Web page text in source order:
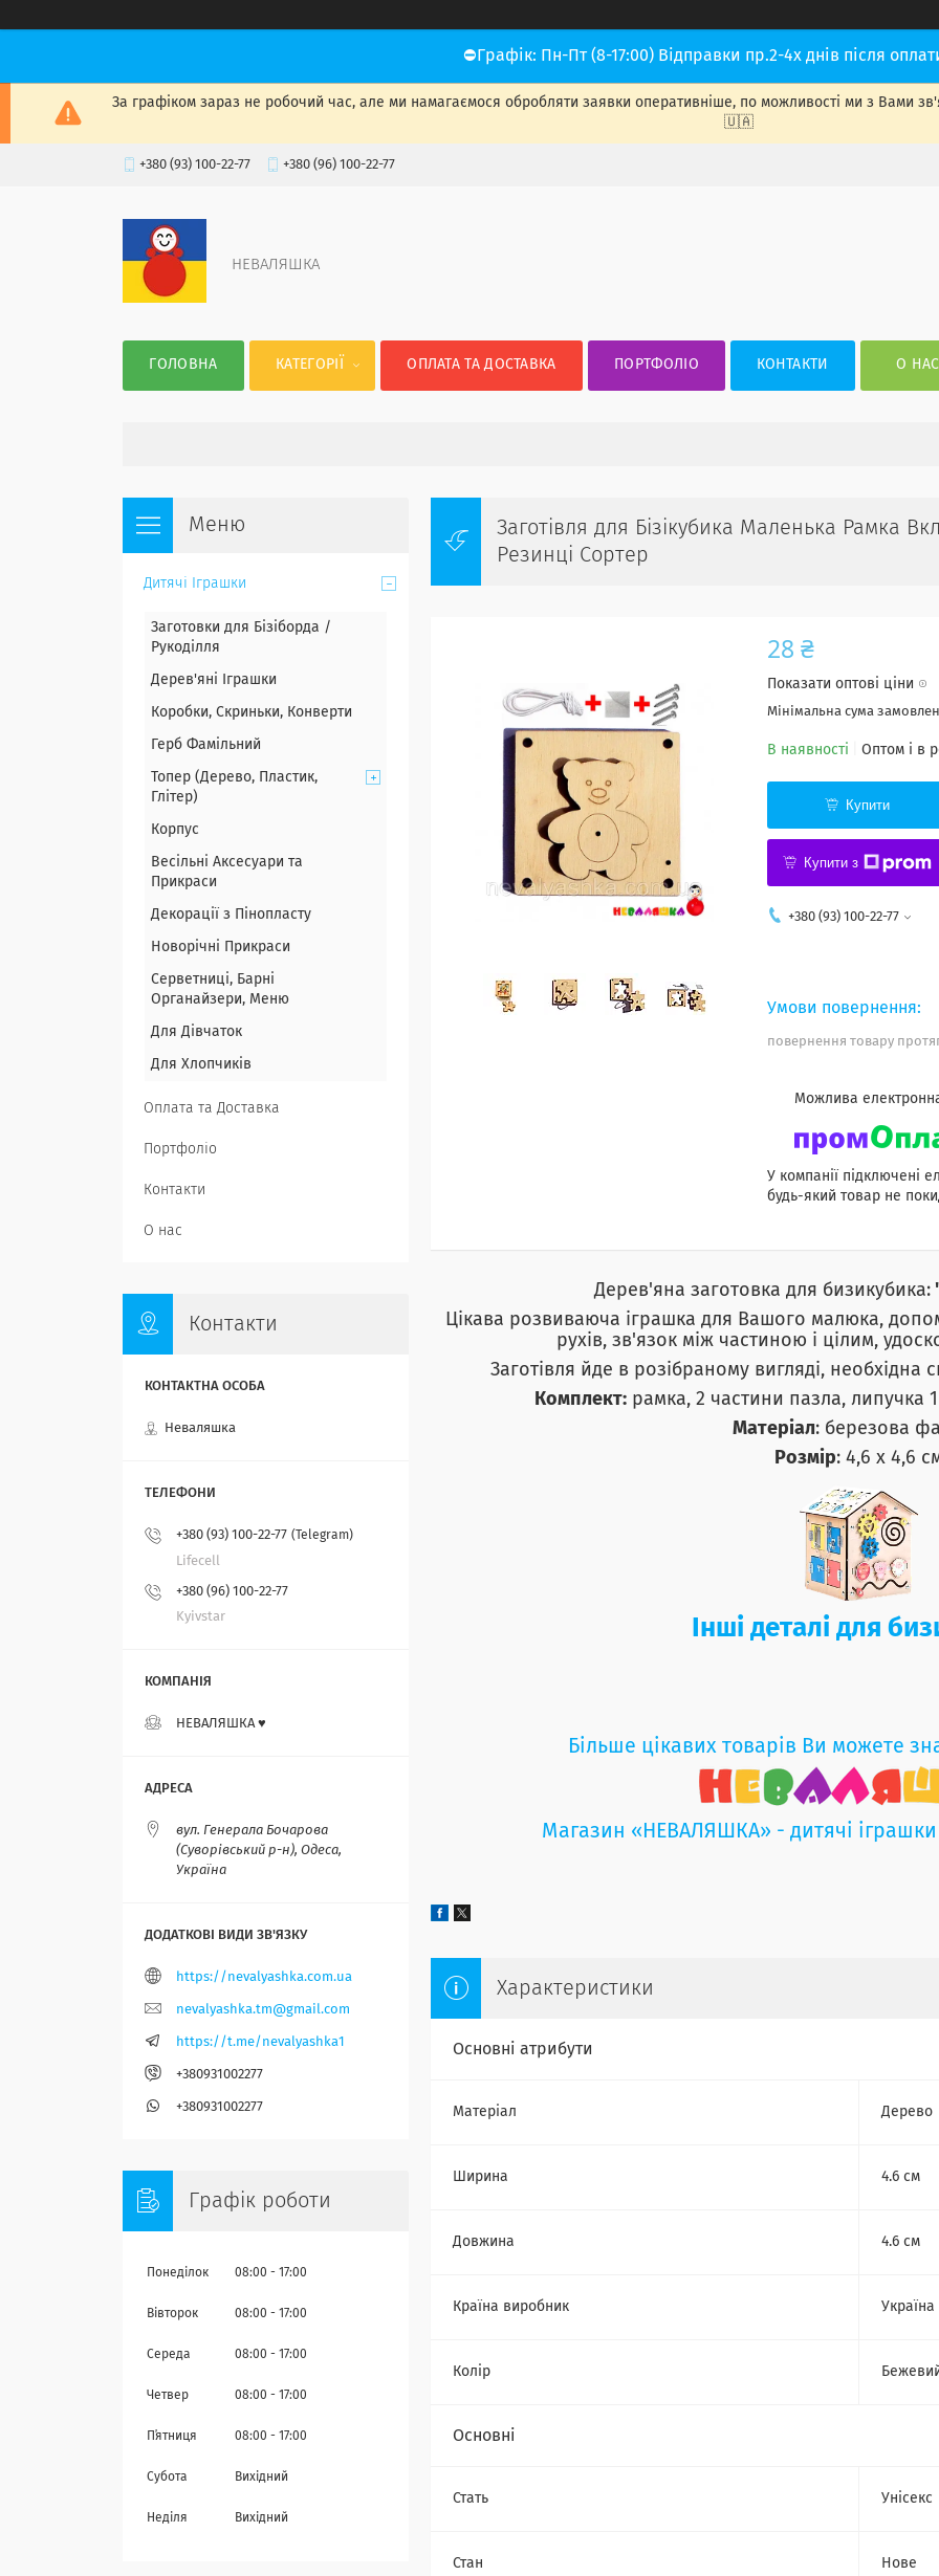
⛔Графік: Пн-Пт (8-17:00) Відправки пр.2-4х днів після
За графіком зараз не робочий час, але ми намагаємося обробляти заявки оперативніше, по можливості ми з Вами
🇺🇦
+380 (93) 100-22-77 +380 (96) 100-22-77
НЕВАЛЯШКА
ГОЛОВНА КАТЕГОРІЇ ОПЛАТА ТА ДОСТАВКА ПОРТФОЛІО КОНТАКТИ О НАС
Заготівля для Бізікубика Маленька Рамка
Резинці Сортер
28 ₴
Показати оптові ціни
Мінімальна сума
В наявності Оптом і в
Купити
Купити з
+380 (93) 100-22-77
повернення товару
У компанії підключені
будь-який товар не
Дерев'яна заготовка для бизикубика:
Цікава розвиваюча іграшка для Вашого малюка,
рухів, зв'язок між частиною і цілим,
Заготівля йде в розібраному вигляді, необхідна
Комплект:рамка, 2 частини пазла, липучка
Матеріал: березова
Розмір: 4,6 х 4,6
Інші деталі для
Більше цікавих товарів Ви можете
Магазин «НЕВАЛЯШКА» - дитячі
Характеристики
Основні атрибути
Матеріал Дерево
Ширина 4.6 см
Довжина 4.6 см
Країна виробник Україна
Колір
Основні
Стать Унісекс
Стан Нове
Дитячі Іграшки
Заготовки для Бізіборда /
Рукоділля
Дерев'яні Іграшки
Коробки, Скриньки, Конверти
Герб Фамільний
Топер (Дерево, Пластик,
Глітер)
Корпус
Весільні Аксесуари та
Прикраси
Декорації з Пінопласту
Новорічні Прикраси
Серветниці, Барні
Органайзери, Меню
Для Дівчаток
Для Хлопчиків
Оплата та Доставка
Портфоліо
Контакти
О нас
Контакти
Неваляшка
+380 (93) 100-22-77 Telegram
Lifecell
+380 (96) 100-22-77
Kyivstar
НЕВАЛЯШКА ♥️
вул. Генерала Бочарова
(Суворівський р-н), Одеса,
Україна
https://nevalyashka.com.ua
nevalyashka.tm@gmail.com
https://t.me/nevalyashka1
+380931002277
+380931002277
Графік роботи
Понеділок 08:00 17:00
Вівторок 08:00 17:00
Середа 08:00 17:00
Четвер 08:00 17:00
Пʼятниця 08:00 17:00
Субота Вихідний
Неділя Вихідний